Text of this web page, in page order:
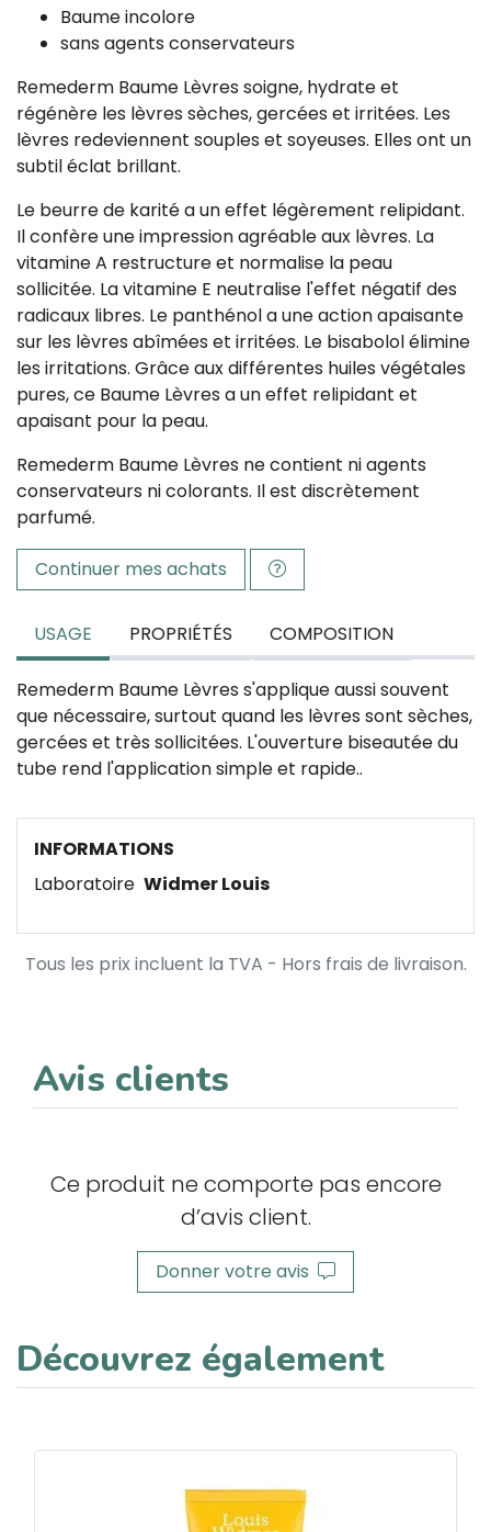
Baume incolore
sans agents conservateurs
Remederm Baume Lèvres soigne, hydrate et
régénère les lèvres sèches, gercées et irritées. Les
lèvres redeviennent souples et soyeuses. Elles ont un
subtil éclat brillant.
Le beurre de karité a un effet légèrement relipidant.
Il confère une impression agréable aux lèvres. La
vitamine A restructure et normalise la peau
sollicitée. La vitamine E neutralise l'effet négatif des
radicaux libres. Le panthénol a une action apaisante
sur les lèvres abîmées et irritées. Le bisabolol élimine
les irritations. Grâce aux différentes huiles végétales
pures, ce Baume Lèvres a un effet relipidant et
apaisant pour la peau.
Remederm Baume Lèvres ne contient ni agents
conservateurs ni colorants. Il est discrètement
parfumé.
Continuer mes achats
USAGE PROPRIÉTÉS COMPOSITION
Remederm Baume Lèvres s'applique aussi souvent
que nécessaire, surtout quand les lèvres sont sèches,
gercées et très sollicitées. L'ouverture biseautée du
tube rend l'application simple et rapide..
INFORMATIONS
Laboratoire Widmer Louis
Tous les prix incluent la TVA - Hors frais de livraison.
Avis clients
Ce produit ne comporte pas encore
d’avis client.
Donner votre avis
Découvrez également